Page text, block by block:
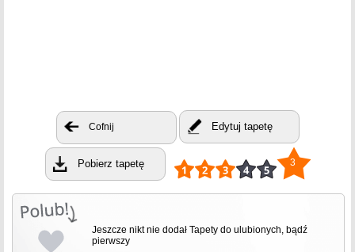
Cofnij Edytuj tapetę
Pobierz tapetę 3
Jeszcze nikt nie dodał Tapety do ulubionych, bądź
pierwszy